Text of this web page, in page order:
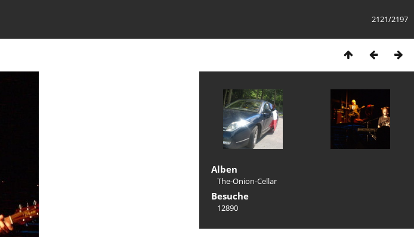
2121/2197
Alben
The-Onion-Cellar
Besuche
12890